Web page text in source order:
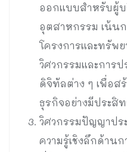
ออกแบบสำหรับผู้
อุตสาหกรรม เน้น
โครงการและทรัพ
วิศวกรรมและการ
ดิจิทัลต่าง ๆ เพื่อส
ธุรกิจอย่างมีประสิ
วิศวกรรมปัญญาปร
ความรู้เชิงลึกด้าน